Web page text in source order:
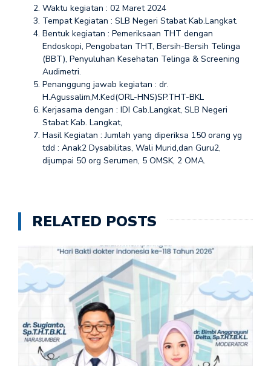
Waktu kegiatan : 02 Maret 2024
Tempat Kegiatan : SLB Negeri Stabat Kab.Langkat.
Bentuk kegiatan : Pemeriksaan THT dengan
Endoskopi, Pengobatan THT, Bersih-Bersih Telinga
(BBT), Penyuluhan Kesehatan Telinga & Screening
Audimetri.
Penanggung jawab kegiatan : dr.
H.Agussalim,M.Ked(ORL-HNS)SP.THT-BKL
Kerjasama dengan : IDI Cab.Langkat, SLB Negeri
Stabat Kab. Langkat,
Hasil Kegiatan : Jumlah yang diperiksa 150 orang yg
tdd : Anak2 Dysabilitas, Wali Murid,dan Guru2,
dijumpai 50 org Serumen, 5 OMSK, 2 OMA.
RELATED POSTS